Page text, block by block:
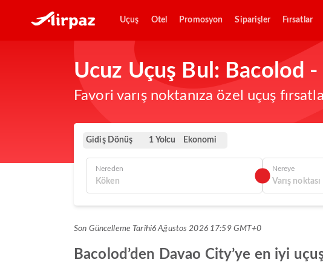
Uçuş Otel Promosyon Siparişler Fırsatlar
Ucuz Uçuş Bul: Bacolod
Favori varış noktanıza özel uçuş
Gidiş Dönüş 1 Yolcu Ekonomi
Nereden Nereye
Son Güncelleme Tarihi6 Ağustos 2026 17:59 GMT+0
Bacolod’den Davao City’ye en iyi